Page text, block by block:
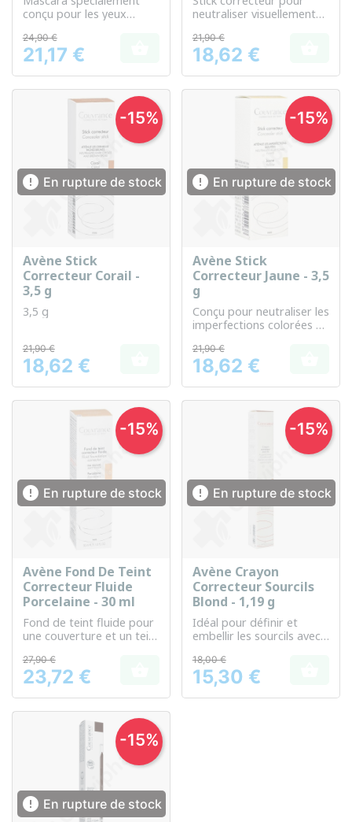
conçu pour les yeux
volume et définition
Prix
24,90 €
21,17 €
neutraliser visuellement
Prix
21,90 €
18,62 €
 En rupture de stock
Avène Stick
Correcteur Corail -
3,5 g
3,5 g
Prix
21,90 €
18,62 €
-15%
 En rupture de stock
Avène Stick
Correcteur Jaune - 3,5
g
Conçu pour neutraliser les
imperfections colorées de
Prix
21,90 €
18,62 €
-15%
 En rupture de stock
Avène Fond De Teint
Correcteur Fluide
Porcelaine - 30 ml
Fond de teint fluide pour
une couverture et un teint
Prix
27,90 €
23,72 €
-15%
 En rupture de stock
Avène Crayon
Correcteur Sourcils
Blond - 1,19 g
Idéal pour définir et
embellir les sourcils avec
Prix
18,00 €
15,30 €
-15%
 En rupture de stock
-15%